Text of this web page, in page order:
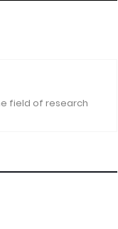
field of research